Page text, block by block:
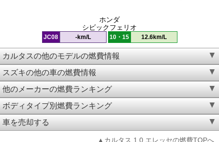
ホンダ
シビックフェリオ
JC08 -km/L 10・15 12.6km/L
カルタスの他のモデルの燃費情報
スズキの他の車の燃費情報
他のメーカーの燃費ランキング
ボディタイプ別燃費ランキング
車を売却する
▲カルタス 1.0 エレッセの燃費TOPへ